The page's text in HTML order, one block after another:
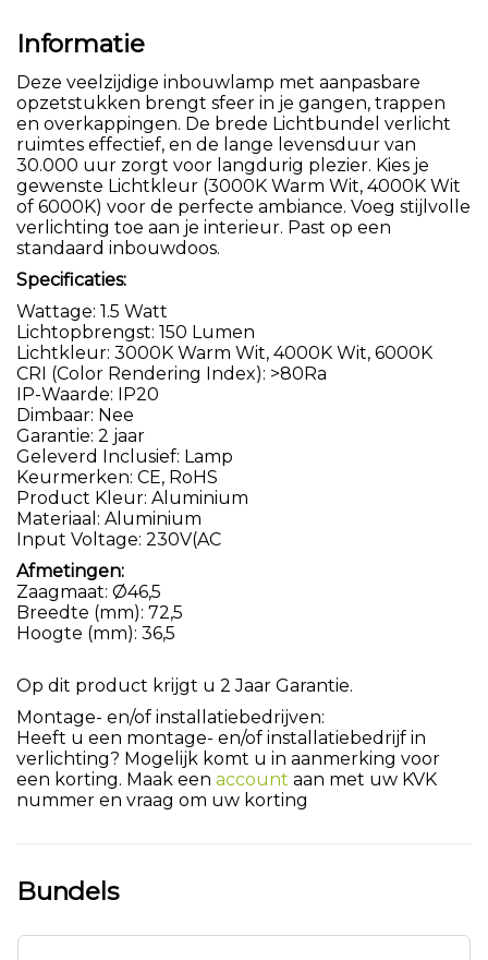
Informatie
Deze veelzijdige inbouwlamp met aanpasbare
opzetstukken brengt sfeer in je gangen, trappen
en overkappingen. De brede Lichtbundel verlicht
ruimtes effectief, en de lange levensduur van
30.000 uur zorgt voor langdurig plezier. Kies je
gewenste Lichtkleur (3000K Warm Wit, 4000K Wit
of 6000K) voor de perfecte ambiance. Voeg stijlvolle
verlichting toe aan je interieur. Past op een
standaard inbouwdoos.
Specificaties:
Wattage: 1.5 Watt
Lichtopbrengst: 150 Lumen
Lichtkleur: 3000K Warm Wit, 4000K Wit, 6000K
CRI (Color Rendering Index): >80Ra
IP-Waarde: IP20
Dimbaar: Nee
Garantie: 2 jaar
Geleverd Inclusief: Lamp
Keurmerken: CE, RoHS
Product Kleur: Aluminium
Materiaal: Aluminium
Input Voltage: 230V(AC
Afmetingen:
Zaagmaat: Ø46,5
Breedte (mm): 72,5
Hoogte (mm): 36,5
Op dit product krijgt u 2 Jaar Garantie.
Montage- en/of installatiebedrijven:
Heeft u een montage- en/of installatiebedrijf in
verlichting? Mogelijk komt u in aanmerking voor
een korting. Maak een account aan met uw KVK
nummer en vraag om uw korting
Bundels